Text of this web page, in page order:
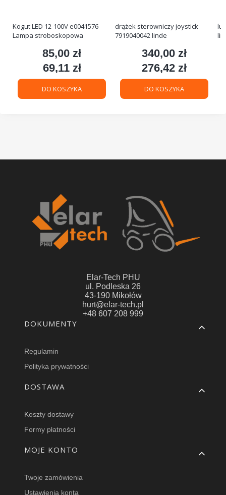
Kogut LED 12-100V e0041576
Lampa stroboskopowa
Cena
85,00 zł
Cena
69,11 zł
DO KOSZYKA
drążek sterowniczy joystick
7919040042 linde
Cena
340,00 zł
Cena
276,42 zł
DO KOSZYKA
Elar-Tech PHU
ul. Podleska 26
43-190 Mikołów
hurt@elar-tech.pl
+48 607 208 999
Linki w stopce
DOKUMENTY
Regulamin
Polityka prywatności
DOSTAWA
Koszty dostawy
Formy płatności
MOJE KONTO
Twoje zamówienia
Ustawienia konta